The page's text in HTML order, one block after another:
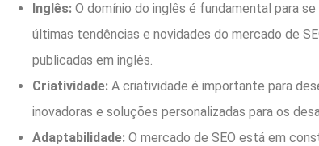
Inglês:O domínio do inglês é fundamental para
últimas tendências e novidades do mercado de
publicadas em inglês.
Criatividade:A criatividade é importante para
inovadoras e soluções personalizadas para os
Adaptabilidade:O mercado de SEO está em